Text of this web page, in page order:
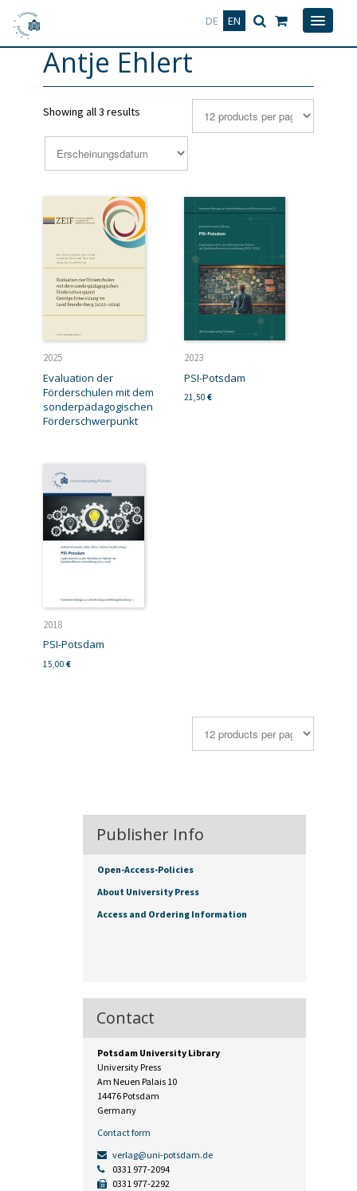
DE EN
Deutsch
Antje Ehlert
Showing all 3 results
2025
Evaluation der
Förderschulen mit dem
sonderpädagogischen
Förderschwerpunkt
2023
PSI-Potsdam
21,50 €
2018
PSI-Potsdam
15,00 €
Publisher Info
Open-Access-Policies
About University Press
Access and Ordering Information
Contact
Potsdam University Library
University Press
Am Neuen Palais 10
14476 Potsdam
Germany
Contact form
verlag@uni-potsdam.de
0331 977-2094
0331 977-2292